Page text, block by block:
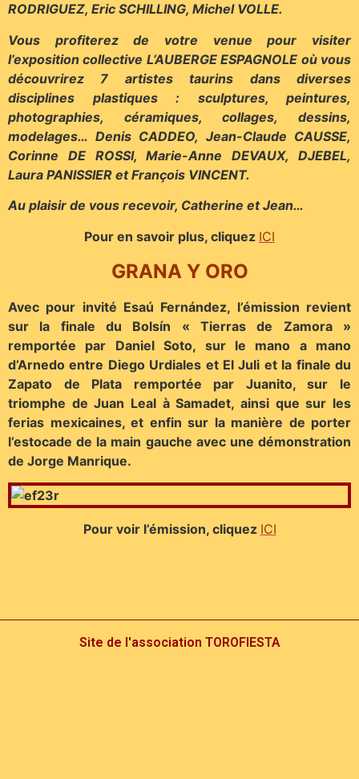
RODRIGUEZ, Eric SCHILLING, Michel VOLLE.
Vous profiterez de votre venue pour visiter
l’exposition collective L’AUBERGE ESPAGNOLE où vous
découvrirez 7 artistes taurins dans diverses
disciplines plastiques : sculptures, peintures,
photographies, céramiques, collages, dessins,
modelages… Denis CADDEO, Jean-Claude CAUSSE,
Corinne DE ROSSI, Marie-Anne DEVAUX, DJEBEL,
Laura PANISSIER et François VINCENT.
Au plaisir de vous recevoir, Catherine et Jean…
Pour en savoir plus, cliquez ICI
GRANA Y ORO
Avec pour invité Esaú Fernández, l’émission revient
sur la finale du Bolsín « Tierras de Zamora »
remportée par Daniel Soto, sur le mano a mano
d’Arnedo entre Diego Urdiales et El Juli et la finale du
Zapato de Plata remportée par Juanito, sur le
triomphe de Juan Leal à Samadet, ainsi que sur les
ferias mexicaines, et enfin sur la manière de porter
l’estocade de la main gauche avec une démonstration
de Jorge Manrique.
Pour voir l’émission, cliquez ICI
Site de l'association TOROFIESTA